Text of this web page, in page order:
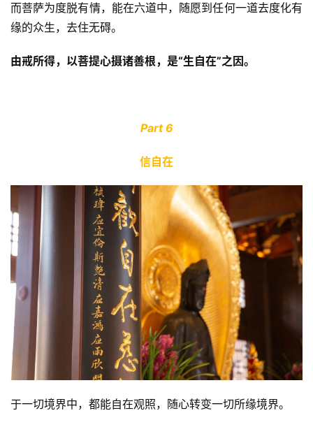
讯
八
僧
音
而菩萨为度脱有情，能在六道中，随愿到任何一道去度化有
缘的众生，去住无碍。
由戒所得，以菩提心摄诸善根，是“生自在”之因。
Part 6
信自在
于一切境界中，都能自在观照，随心转变一切所缘境界。